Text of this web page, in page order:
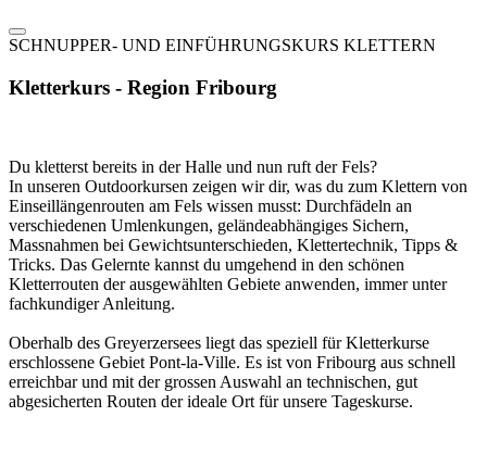
SCHNUPPER- UND EINFÜHRUNGSKURS KLETTERN
Kletterkurs - Region Fribourg
Du kletterst bereits in der Halle und nun ruft der Fels?
In unseren Outdoorkursen zeigen wir dir, was du zum Klettern von
Einseillängenrouten am Fels wissen musst: Durchfädeln an
verschiedenen Umlenkungen, geländeabhängiges Sichern,
Massnahmen bei Gewichtsunterschieden, Klettertechnik, Tipps &
Tricks. Das Gelernte kannst du umgehend in den schönen
Kletterrouten der ausgewählten Gebiete anwenden, immer unter
fachkundiger Anleitung.
Oberhalb des Greyerzersees liegt das speziell für Kletterkurse
erschlossene Gebiet Pont-la-Ville. Es ist von Fribourg aus schnell
erreichbar und mit der grossen Auswahl an technischen, gut
abgesicherten Routen der ideale Ort für unsere Tageskurse.